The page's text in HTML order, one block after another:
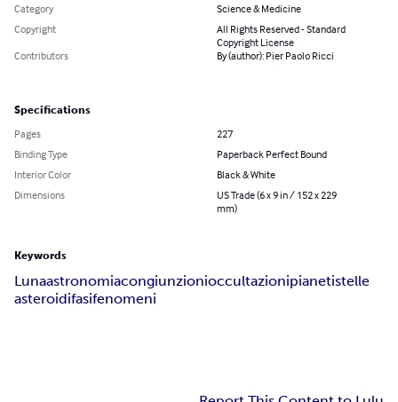
Category
Science & Medicine
Copyright
All Rights Reserved - Standard
Copyright License
Contributors
By (author): Pier Paolo Ricci
Specifications
Pages
227
Binding Type
Paperback Perfect Bound
Interior Color
Black & White
Dimensions
US Trade (6 x 9 in / 152 x 229
mm)
Keywords
Lunaastronomiacongiunzionioccultazionipianetistelle
asteroidifasifenomeni